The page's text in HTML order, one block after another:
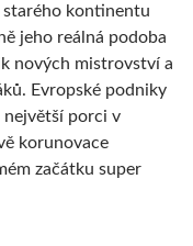
kontinentu
jeho reálná podoba
nových mistrovství a
Evropské podniky
největší porci v
korunovace
začátku super